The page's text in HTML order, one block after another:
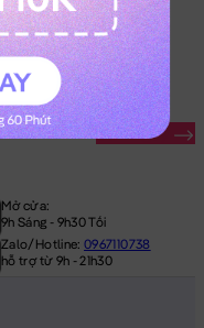
Săn Ngay
Mở cửa:
9h Sáng - 9h30 Tối
Zalo/Hotline:0967110738
hỗ trợ từ 9h - 21h30